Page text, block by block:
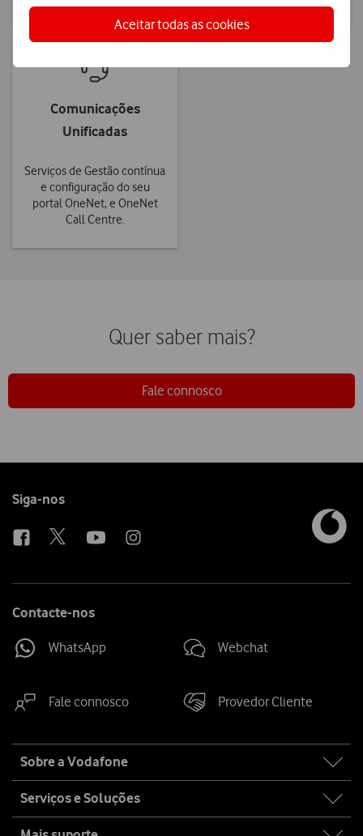
Aceitar todas as cookies
Comunicações
Unificadas
Serviços de Gestão contínua
e configuração do seu
portal OneNet, e OneNet
Call Centre.
Quer saber mais?
Fale connosco
Follow
Siga-nos
Contacte-nos
WhatsApp Webchat
Fale connosco Provedor Cliente
map
Sobre a Vodafone
Serviços e Soluções